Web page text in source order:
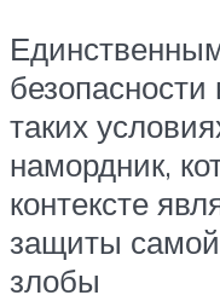
таких
намордник,
контексте
защиты
злобы